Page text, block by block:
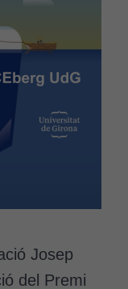
Josep
del Premi